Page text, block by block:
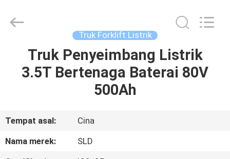
RUMAH
TENTANG
KAMI
Truk Forklift Listrik
Truk Penyeimbang Listrik
3.5T Bertenaga Baterai 80V
500Ah
Tempat asal:
Cina
Nama merek:
SLD